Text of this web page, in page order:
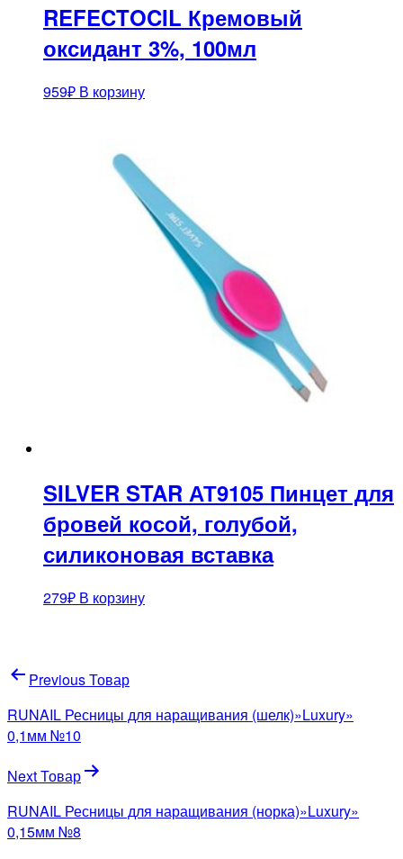
REFECTOCIL Кремовый
оксидант 3%, 100мл
959₽ В корзину
SILVER STAR АТ9105 Пинцет для
бровей косой, голубой,
силиконовая вставка
279₽ В корзину
Навигация
по
записям
Previous Товар
RUNAIL Ресницы для наращивания (шелк)»Luxury»
0,1мм №10
Next Товар
RUNAIL Ресницы для наращивания (норка)»Luxury»
0,15мм №8